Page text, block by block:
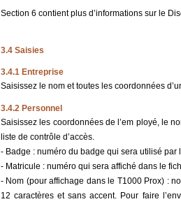
Section 6 contient plus d’informations sur le
3.4 Saisies
3.4.1 Entreprise
Saisissez le nom et toutes les coordonnées
3.4.2 Personnel
Saisissez les coordonnées de l’em ployé, le
liste de contrôle d’accès.
- Badge : numéro du badge qui sera utilisé par
- Matricule : numéro qui sera affiché dans le
- Nom (pour affichage dans le T1000 Prox) :
12 caractères et sans accent. Pour faire